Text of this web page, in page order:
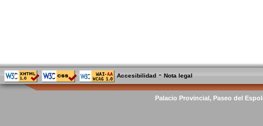
Accesibilidad -Nota legal
Palacio Provincial, Paseo del